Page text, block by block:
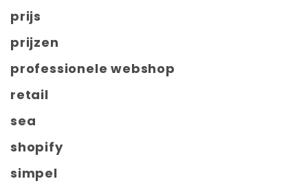
prijs
prijzen
professionele webshop
retail
sea
shopify
simpel